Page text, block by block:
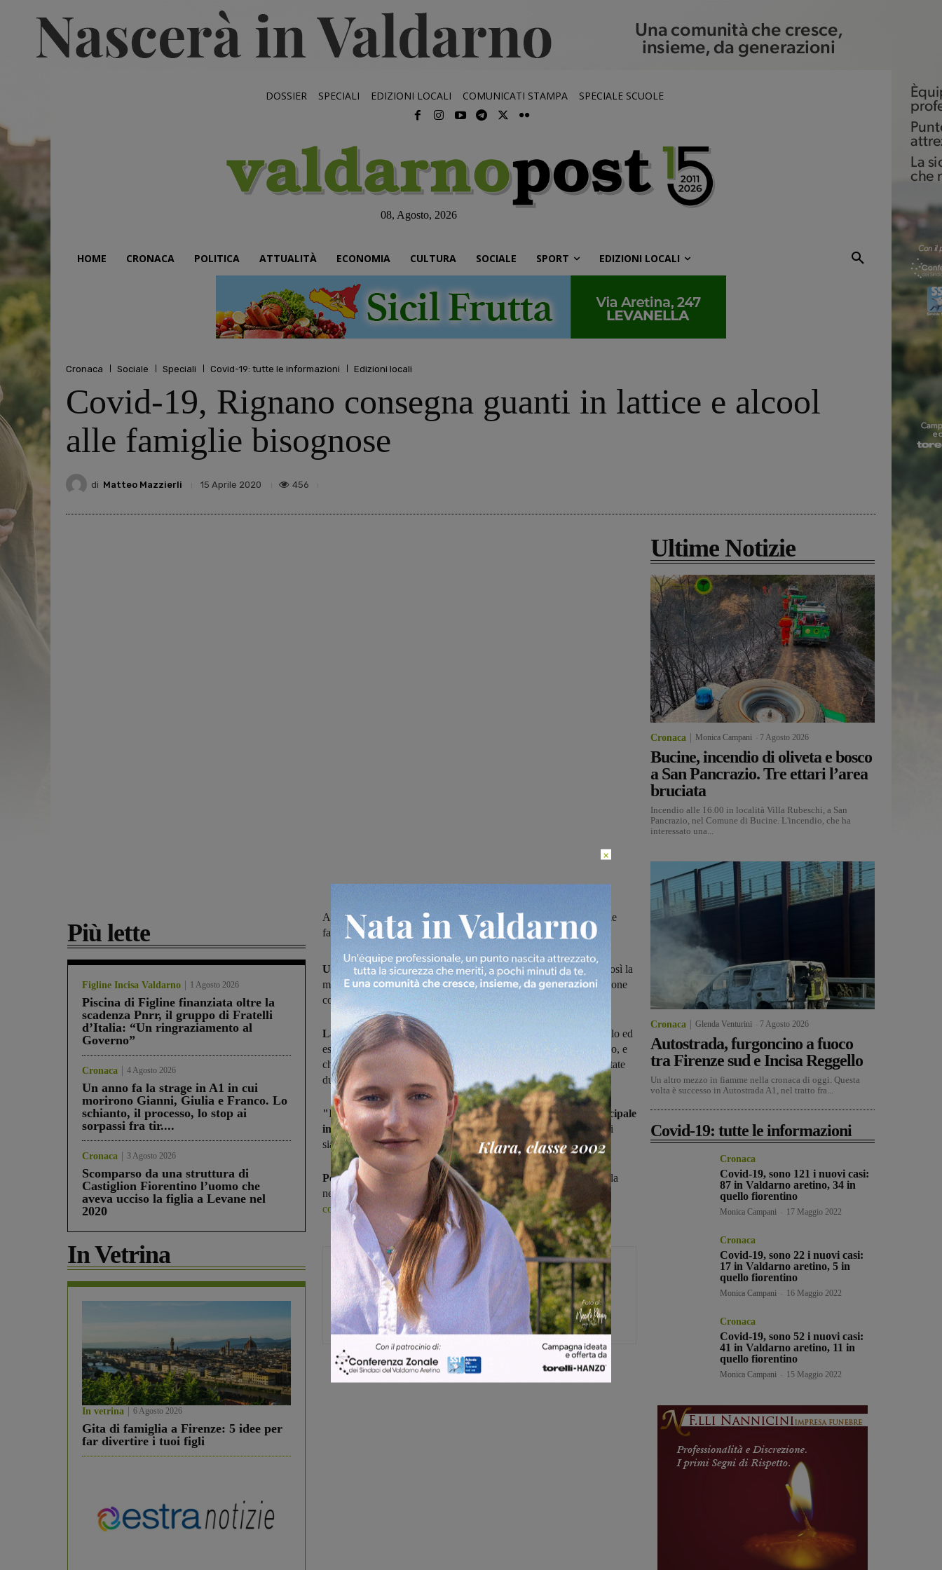
DOSSIER SPECIALI EDIZIONI LOCALI COMUNICATI STAMPA SPECIALE SCUOLE
08, Agosto, 2026
HOME CRONACA POLITICA ATTUALITÀ ECONOMIA CULTURA SOCIALE SPORT EDIZIONI LOCALI
Cronaca Sociale Speciali Covid-19: tutte le informazioni Edizioni locali
Covid-19, Rignano consegna guanti in lattice e alcool
alle famiglie bisognose
di Matteo Mazzierli 15 Aprile 2020 456
Più lette
Figline Incisa Valdarno 1 Agosto 2026
Piscina di Figline finanziata oltre la
scadenza Pnrr, il gruppo di Fratelli
d’Italia: “Un ringraziamento al
Governo”
Cronaca 4 Agosto 2026
Un anno fa la strage in A1 in cui
morirono Gianni, Giulia e Franco. Lo
schianto, il processo, lo stop ai
sorpassi fra tir....
Cronaca 3 Agosto 2026
Scomparso da una struttura di
Castiglion Fiorentino l’uomo che
aveva ucciso la figlia a Levane nel
2020
In Vetrina
In vetrina 6 Agosto 2026
Gita di famiglia a Firenze: 5 idee per
far divertire i tuoi figli
Attivata la modalità per la consegna di guanti in lattice e alcool alle
famiglie bisognose di Rignano. Ecco chi può farne richiesta
Un'iniziativa a favore delle famiglie bisognose: viene definita così la
modalità di consegna di guanti in lattice e alcool dall'amministrazione
comunale.
La distribuzione inizierà nei prossimi giorni
, ma sarà rivolta solo ed
esclusivamente a tutte le famiglie che dimostrino di averne bisogno, e
che sono impossibilitate a reperirle, in quanto hanno persone allettate
durante l'emergenza sanitaria.
"I più vulnerabili al contagio da Covid-19 sono il nostro principale
impegno – ricorda il Sindaco Daniele Lorenzini– per questo ci
siamo mossi per reperire loro quanto necessario”.
Per fare richiesta di intervento, oltre a fornire dettagli relativi alla
necessità, è possibile contattare l’emailprotezionecivile@
comunerignano.it
Matteo Mazzierli
Ultime Notizie
Cronaca Monica Campani 7 Agosto 2026
Bucine, incendio di oliveta e bosco
a San Pancrazio. Tre ettari l’area
bruciata
Incendio alle 16.00 in località Villa Rubeschi, a San
Pancrazio, nel Comune di Bucine. L'incendio, che ha
interessato una...
Cronaca Glenda Venturini 7 Agosto 2026
Autostrada, furgoncino a fuoco
tra Firenze sud e Incisa Reggello
Un altro mezzo in fiamme nella cronaca di oggi. Questa
volta è successo in Autostrada A1, nel tratto fra...
Covid-19: tutte le informazioni
Cronaca
Covid-19, sono 121 i nuovi casi:
87 in Valdarno aretino, 34 in
quello fiorentino
Monica Campani 17 Maggio 2022
Cronaca
Covid-19, sono 22 i nuovi casi:
17 in Valdarno aretino, 5 in
quello fiorentino
Monica Campani 16 Maggio 2022
Cronaca
Covid-19, sono 52 i nuovi casi:
41 in Valdarno aretino, 11 in
quello fiorentino
Monica Campani 15 Maggio 2022
×